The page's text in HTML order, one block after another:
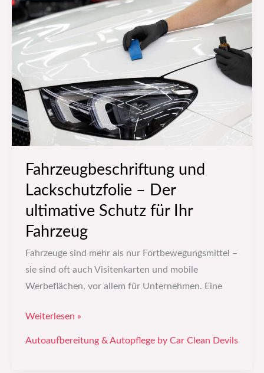
Fahrzeugbeschriftung und
Lackschutzfolie – Der
ultimative Schutz für Ihr
Fahrzeug
Fahrzeuge sind mehr als nur Fortbewegungsmittel –
sie sind oft auch Visitenkarten und mobile
Werbeflächen, vor allem für Unternehmen. Eine
und
Lackschutzfolie
–
Der
Schutz
für
Ihr
Fahrzeug
Weiterlesen »
Autoaufbereitung & Autopflege by Car Clean Devils